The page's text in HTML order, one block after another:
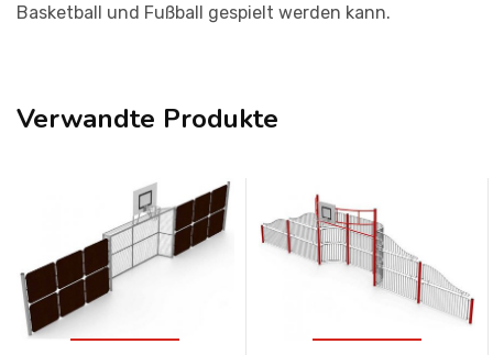
Basketball und Fußball gespielt werden kann.
Verwandte Produkte